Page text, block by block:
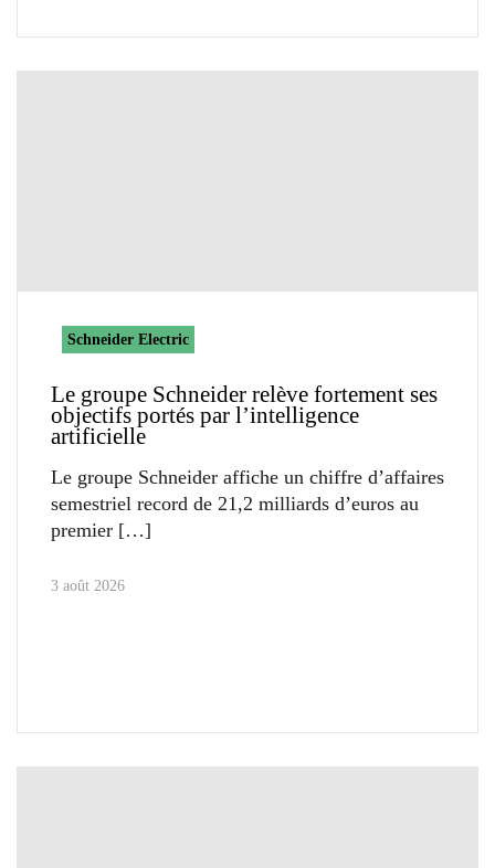
Schneider Electric
Le groupe Schneider relève fortement ses
objectifs portés par l’intelligence
artificielle
Le groupe Schneider affiche un chiffre d’affaires
semestriel record de 21,2 milliards d’euros au
premier
3 août 2026